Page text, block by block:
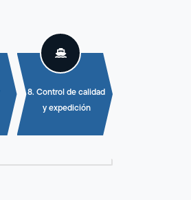
8. Control de calidad
y expedición